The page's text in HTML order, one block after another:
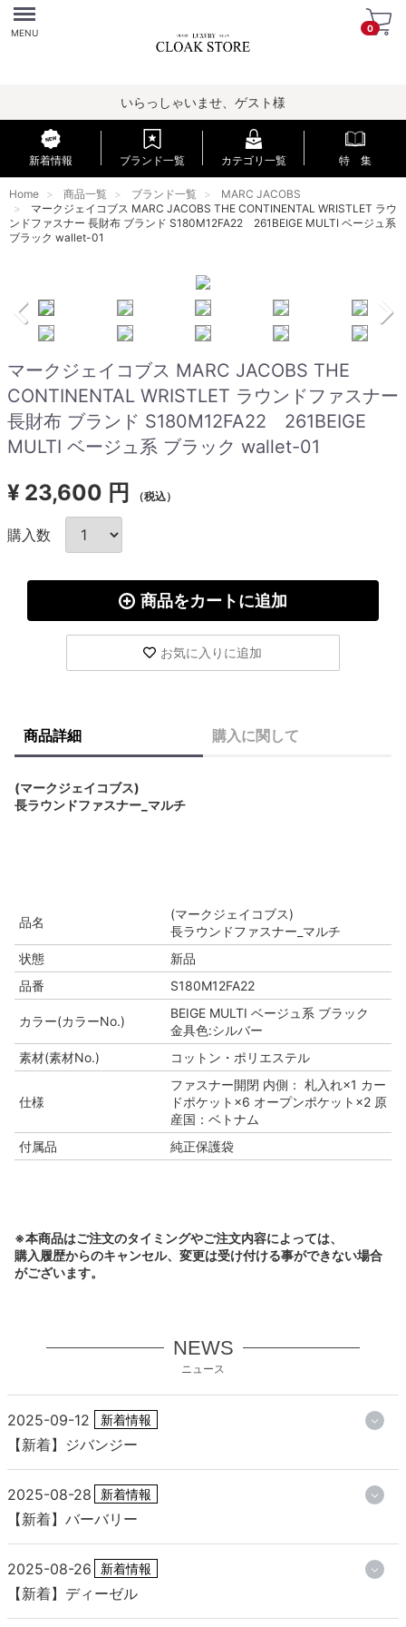
Menu
MENU 0
いらっしゃいませ、ゲスト様
新着情報 ブランド一覧 カテゴリ一覧 特 集
Home 商品一覧 ブランド一覧
MARC JACOBS
マークジェイコブス MARC JACOBS THE CONTINENTAL WRISTLET ラウ
ンドファスナー 長財布 ブランド S180M12FA22 261BEIGE MULTI ベージュ系
ブラック wallet-01
マークジェイコブス MARC JACOBS THE
CONTINENTAL WRISTLET ラウンドファスナー
長財布 ブランド S180M12FA22 261BEIGE
MULTI ベージュ系 ブラック wallet-01
¥ 23,600 円 （税込）
購入数
商品をカートに追加
お気に入りに追加
商品詳細 購入に関して
(マークジェイコブス)
長ラウンドファスナー_マルチ
品名
(マークジェイコブス)
長ラウンドファスナー_マルチ
状態
新品
品番
S180M12FA22
カラー(カラーNo.)
BEIGE MULTI ベージュ系 ブラック
金具色:シルバー
素材(素材No.)
コットン・ポリエステル
仕様
ファスナー開閉 内側： 札入れ×1 カー
ドポケット×6 オープンポケット×2 原
産国：ベトナム
付属品
純正保護袋
※本商品はご注文のタイミングやご注文内容によっては、
購入履歴からのキャンセル、変更は受け付ける事ができない場合
がございます。
NEWS
ニュース
2025-09-12 新着情報
【新着】ジバンジー
2025-08-28 新着情報
【新着】バーバリー
2025-08-26 新着情報
【新着】ディーゼル